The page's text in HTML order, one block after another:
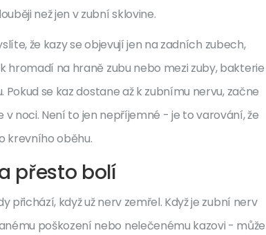
než jen v zubní sklovine.
že kazy se objevují jen na zadních zubech,
hromadí na hraně zubu nebo mezi zuby, bakterie
se kaz dostane až k zubnímu nervu, začne
noci. Není to jen nepříjemné - je to varování, že
krevního oběhu.
přesto bolí
když už nerv zemřel. Když je zubní nerv
poškození nebo nelečenému kazovi - může